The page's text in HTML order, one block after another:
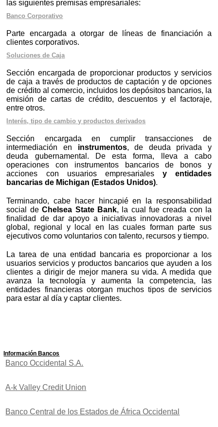
las siguientes premisas empresariales:
Banco Corporativo
Parte encargada a otorgar de líneas de financiación a
clientes corporativos.
Soluciones de Caja
Sección encargada de proporcionar productos y servicios
de caja a través de productos de captación y de opciones
de crédito al comercio, incluidos los depósitos bancarios, la
emisión de cartas de crédito, descuentos y el factoraje,
entre otros.
Interés, tipo de cambio y productos derivados
Sección encargada en cumplir transacciones de
intermediación en instrumentos, de deuda privada y
deuda gubernamental. De esta forma, lleva a cabo
operaciones con instrumentos bancarios de bonos y
acciones con usuarios empresariales y entidades
bancarias de Michigan (Estados Unidos).
Terminando, cabe hacer hincapié en la responsabilidad
social deChelsea State Bank, la cual fue creada con la
finalidad de dar apoyo a iniciativas innovadoras a nivel
global, regional y local en las cuales forman parte sus
ejecutivos como voluntarios con talento, recursos y tiempo.
La tarea de una entidad bancaria es proporcionar a los
usuarios servicios y productos bancarios que ayuden a los
clientes a dirigir de mejor manera su vida. A medida que
avanza la tecnología y aumenta la competencia, las
entidades financieras otorgan muchos tipos de servicios
para estar al día y captar clientes.
Información Bancos
Banco Occidental S.A.
A-k Valley Credit Union
Banco Central de los Estados de África Occidental